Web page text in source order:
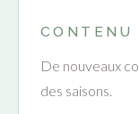
CONTENU
De nouveaux
des saisons.